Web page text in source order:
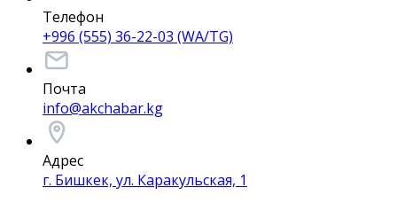
Телефон
+996 (555) 36-22-03 (WA/TG)
Почта
info@akchabar.kg
Адрес
г. Бишкек, ул. Каракульская, 1